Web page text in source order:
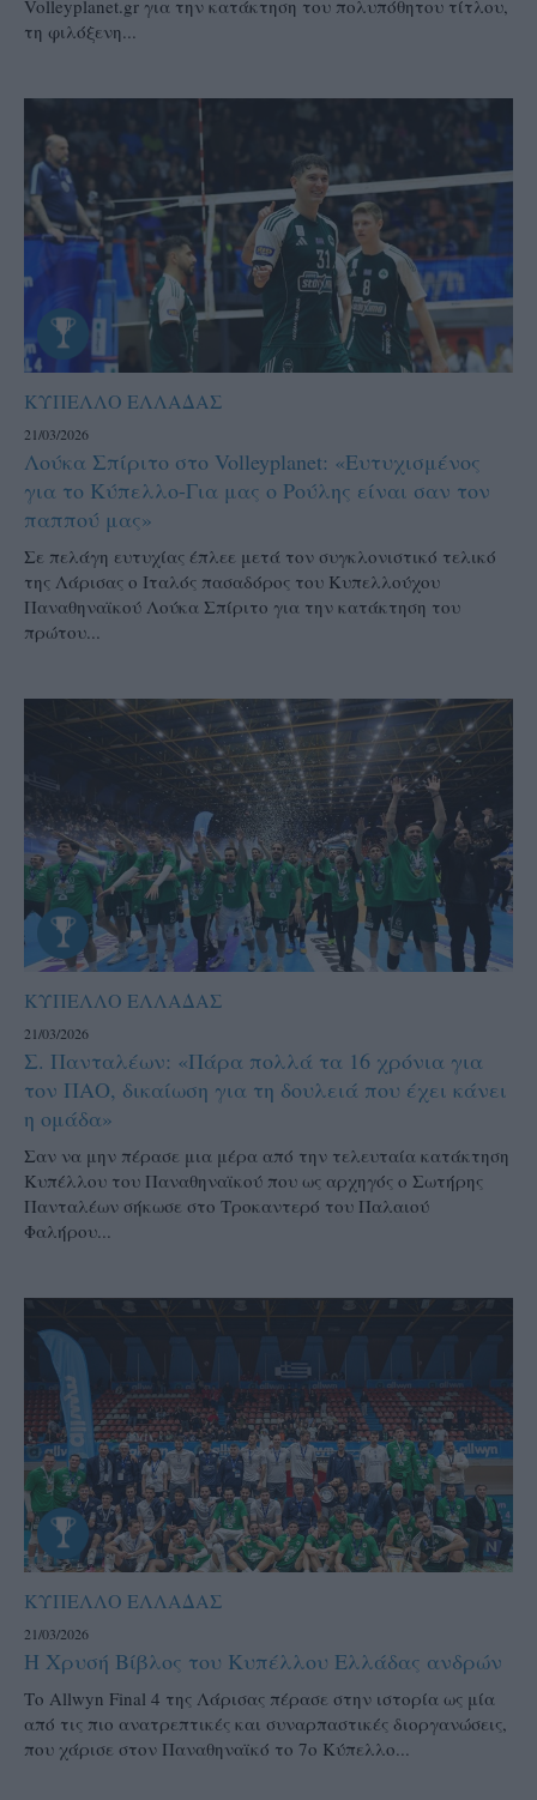
Volleyplanet.gr για την κατάκτηση του πολυπόθητου τίτλου,
τη φιλόξενη...
ΚΥΠΕΛΛΟ ΕΛΛΑΔΑΣ
21/03/2026
Λούκα Σπίριτο στο Volleyplanet: «Ευτυχισμένος
για το Κύπελλο-Για μας ο Ρούλης είναι σαν τον
παππού μας»
Σε πελάγη ευτυχίας έπλεε μετά τον συγκλονιστικό τελικό
της Λάρισας ο Ιταλός πασαδόρος του Κυπελλούχου
Παναθηναϊκού Λούκα Σπίριτο για την κατάκτηση του
πρώτου...
ΚΥΠΕΛΛΟ ΕΛΛΑΔΑΣ
21/03/2026
Σ. Πανταλέων: «Πάρα πολλά τα 16 χρόνια για
τον ΠΑΟ, δικαίωση για τη δουλειά που έχει κάνει
η ομάδα»
Σαν να μην πέρασε μια μέρα από την τελευταία κατάκτηση
Κυπέλλου του Παναθηναϊκού που ως αρχηγός ο Σωτήρης
Πανταλέων σήκωσε στο Τροκαντερό του Παλαιού
Φαλήρου...
ΚΥΠΕΛΛΟ ΕΛΛΑΔΑΣ
21/03/2026
Η Χρυσή Βίβλος του Κυπέλλου Ελλάδας ανδρών
Το Allwyn Final 4 της Λάρισας πέρασε στην ιστορία ως μία
από τις πιο ανατρεπτικές και συναρπαστικές διοργανώσεις,
που χάρισε στον Παναθηναϊκό το 7ο Κύπελλο...